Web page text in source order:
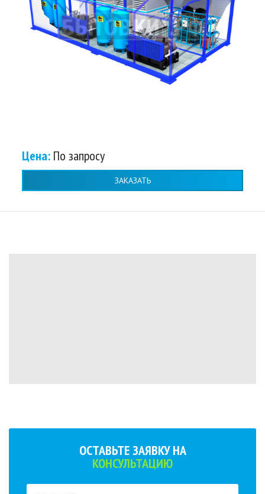
Цена: По запросу
ЗАКАЗАТЬ
ОСТАВЬТЕ ЗАЯВКУ НА
КОНСУЛЬТАЦИЮ